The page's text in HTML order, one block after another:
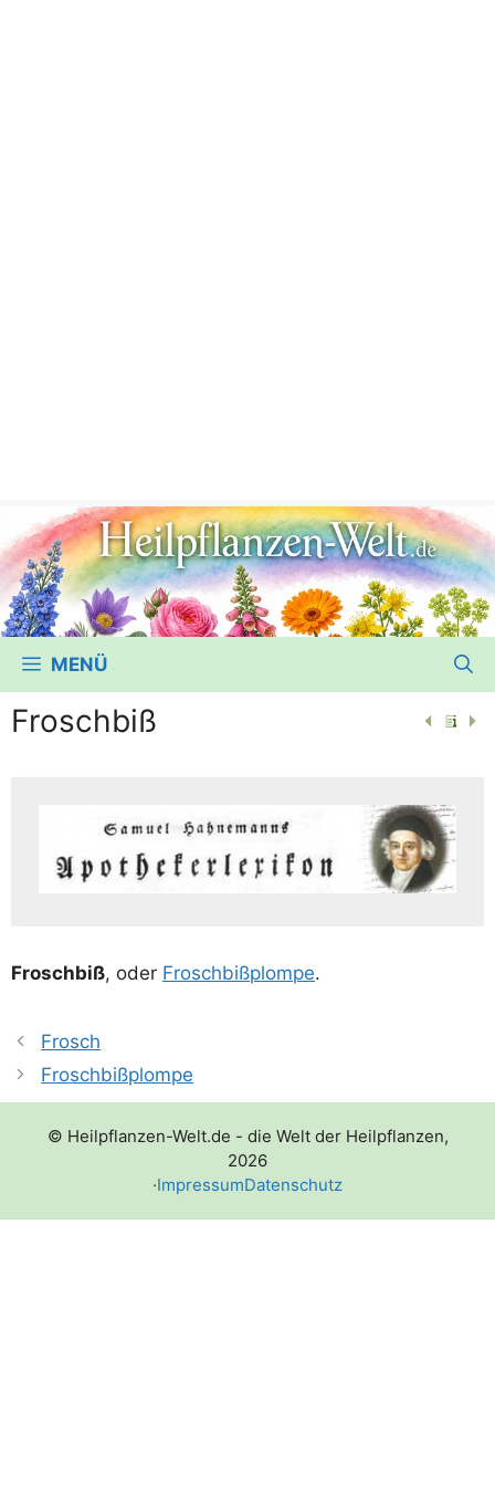
MENÜ
Froschbiß
Frosch­biß, oder Frosch­biß­plom­pe.
Frosch
Froschbißplompe
© Heilpflanzen-Welt.de - die Welt der Heilpflanzen,
2026
·ImpressumDatenschutz